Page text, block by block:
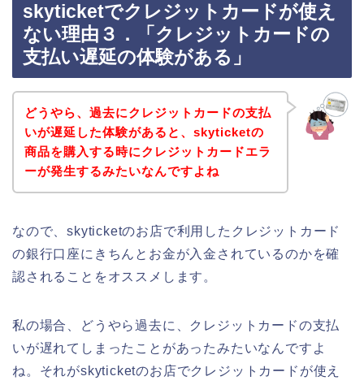
skyticketでクレジットカードが使え
ない理由３．「クレジットカードの
支払い遅延の体験がある」
どうやら、過去にクレジットカードの支払
いが遅延した体験があると、skyticketの
商品を購入する時にクレジットカードエラ
ーが発生するみたいなんですよね
なので、skyticketのお店で利用したクレジットカード
の銀行口座にきちんとお金が入金されているのかを確
認されることをオススメします。
私の場合、どうやら過去に、クレジットカードの支払
いが遅れてしまったことがあったみたいなんですよ
ね。それがskyticketのお店でクレジットカードが使え